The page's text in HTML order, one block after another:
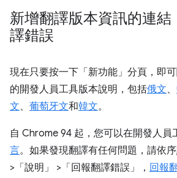
新增翻譯版本資訊的連結
譯錯誤
現在只要按一下「新功能」分頁，即
的開發人員工具版本說明，包括俄文、
文、 葡萄牙文和韓文。
自 Chrome 94 起，您可以在開發人員
言。如果發現翻譯有任何問題，請依序
>「說明」
>「回報翻譯錯誤」 ， 回報